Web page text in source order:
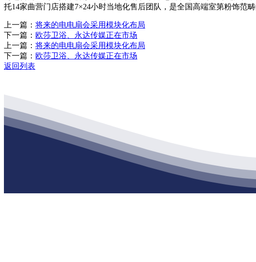
托14家曲营门店搭建7×24小时当地化售后团队，是全国高端室第粉饰范
上一篇： 将来的电电扇会采用模块化布局
下一篇： 欧莎卫浴、永达传媒正在市场
上一篇： 将来的电电扇会采用模块化布局
下一篇： 欧莎卫浴、永达传媒正在市场
返回列表